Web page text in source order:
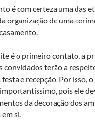
é com certeza uma das
organização de uma
é o primeiro contato, a
convidados terão a
e recepção. Por isso,
pois ele
da decoração dos
si.